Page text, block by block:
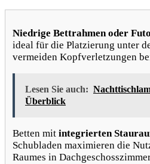
Niedrige Bettrahmen oder
ideal für die Platzierung unter
vermeiden Kopfverletzungen
Lesen Sie auch:
Überblick
Betten mit integrierten
Schubladen maximieren die
Raumes in